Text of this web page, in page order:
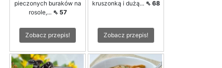
pieczonych buraków na
rosole,... ⇖ 57
Zobacz przepis!
kruszonką i dużą... ⇖ 68
Zobacz przepis!